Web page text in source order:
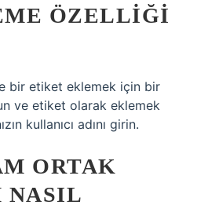
ÖZELLIĞI
bir etiket eklemek için bir
ve etiket olarak eklemek
kullanıcı adını girin.
ORTAK
NASIL